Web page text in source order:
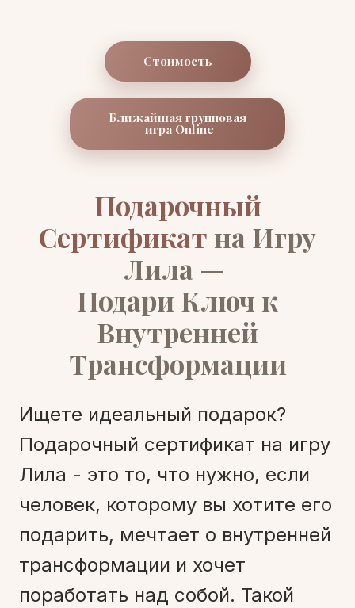
Стоимость
Ближайшая групповая
игра Online
Подарочный
Сертификат на Игру
Лила —
Подари Ключ к
Внутренней
Трансформации
Ищете идеальный подарок?
Подарочный сертификат на игру
Лила - это то, что нужно, если
человек, которому вы хотите его
подарить, мечтает о внутренней
трансформации и хочет
поработать над собой. Такой